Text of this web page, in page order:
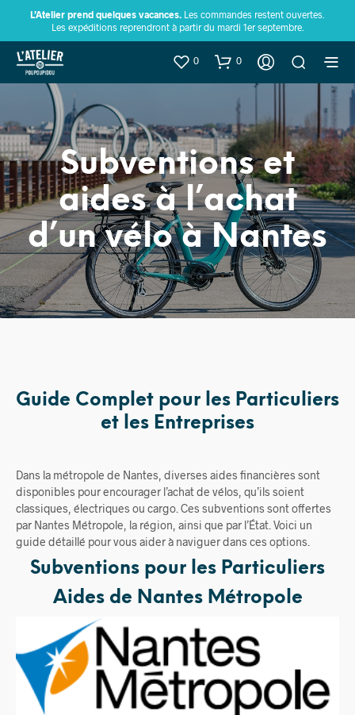
L’Atelier prend quelques vacances. Les commandes restent ouvertes.
Les expéditions reprendront à partir du mardi 1er septembre.
0 0
Subventions et
aides à l’achat
d’un vélo à Nantes
Guide Complet pour les Particuliers
et les Entreprises
Dans la métropole de Nantes, diverses aides financières sont
disponibles pour encourager l’achat de vélos, qu’ils soient
classiques, électriques ou cargo. Ces subventions sont offertes
par Nantes Métropole, la région, ainsi que par l’État. Voici un
guide détaillé pour vous aider à naviguer dans ces options.
Subventions pour les Particuliers
Aides de Nantes Métropole